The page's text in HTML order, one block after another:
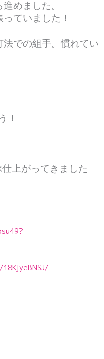
めました。
ていました！
法での組手。慣れてい
！
上がってきました